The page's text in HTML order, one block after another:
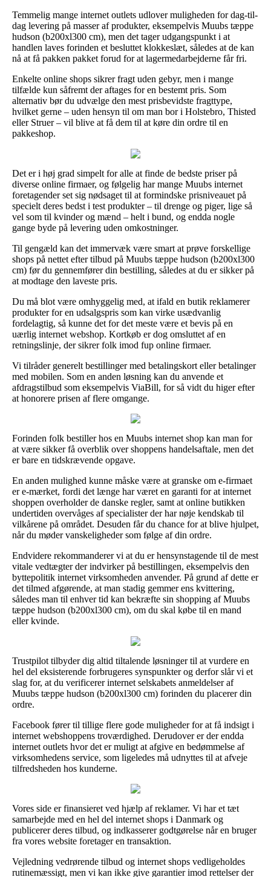
Temmelig mange internet outlets udlover muligheden for dag-til-
dag levering på masser af produkter, eksempelvis Muubs tæppe
hudson (b200xl300 cm), men det tager udgangspunkt i at
handlen laves forinden et besluttet klokkeslæt, således at de kan
nå at få pakken pakket forud for at lagermedarbejderne får fri.
Enkelte online shops sikrer fragt uden gebyr, men i mange
tilfælde kun såfremt der aftages for en bestemt pris. Som
alternativ bør du udvælge den mest prisbevidste fragttype,
hvilket gerne – uden hensyn til om man bor i Holstebro, Thisted
eller Struer – vil blive at få dem til at køre din ordre til en
pakkeshop.
Det er i høj grad simpelt for alle at finde de bedste priser på
diverse online firmaer, og følgelig har mange Muubs internet
foretagender set sig nødsaget til at formindske prisniveauet på
specielt deres bedst i test produkter – til drenge og piger, lige så
vel som til kvinder og mænd – helt i bund, og endda nogle
gange byde på levering uden omkostninger.
Til gengæld kan det immervæk være smart at prøve forskellige
shops på nettet efter tilbud på Muubs tæppe hudson (b200xl300
cm) før du gennemfører din bestilling, således at du er sikker på
at modtage den laveste pris.
Du må blot være omhyggelig med, at ifald en butik reklamerer
produkter for en udsalgspris som kan virke usædvanlig
fordelagtig, så kunne det for det meste være et bevis på en
uærlig internet webshop. Kortkøb er dog omsluttet af en
retningslinje, der sikrer folk imod fup online firmaer.
Vi tilråder generelt bestillinger med betalingskort eller betalinger
med mobilen. Som en anden løsning kan du anvende et
afdragstilbud som eksempelvis ViaBill, for så vidt du higer efter
at honorere prisen af flere omgange.
Forinden folk bestiller hos en Muubs internet shop kan man for
at være sikker få overblik over shoppens handelsaftale, men det
er bare en tidskrævende opgave.
En anden mulighed kunne måske være at granske om e-firmaet
er e-mærket, fordi det længe har været en garanti for at internet
shoppen overholder de danske regler, samt at online butikken
undertiden overvåges af specialister der har nøje kendskab til
vilkårene på området. Desuden får du chance for at blive hjulpet,
når du møder vanskeligheder som følge af din ordre.
Endvidere rekommanderer vi at du er hensynstagende til de mest
vitale vedtægter der indvirker på bestillingen, eksempelvis den
byttepolitik internet virksomheden anvender. På grund af dette er
det tilmed afgørende, at man stadig gemmer ens kvittering,
således man til enhver tid kan bekræfte sin shopping af Muubs
tæppe hudson (b200xl300 cm), om du skal købe til en mand
eller kvinde.
Trustpilot tilbyder dig altid tiltalende løsninger til at vurdere en
hel del eksisterende forbrugeres synspunkter og derfor slår vi et
slag for, at du verificerer internet selskabets anmeldelser af
Muubs tæppe hudson (b200xl300 cm) forinden du placerer din
ordre.
Facebook fører til tillige flere gode muligheder for at få indsigt i
internet webshoppens troværdighed. Derudover er der endda
internet outlets hvor det er muligt at afgive en bedømmelse af
virksomhedens service, som ligeledes må udnyttes til at afveje
tilfredsheden hos kunderne.
Vores side er finansieret ved hjælp af reklamer. Vi har et tæt
samarbejde med en hel del internet shops i Danmark og
publicerer deres tilbud, og indkasserer godtgørelse når en bruger
fra vores website foretager en transaktion.
Vejledning vedrørende tilbud og internet shops vedligeholdes
rutinemæssigt, men vi kan ikke give garantier imod rettelser der